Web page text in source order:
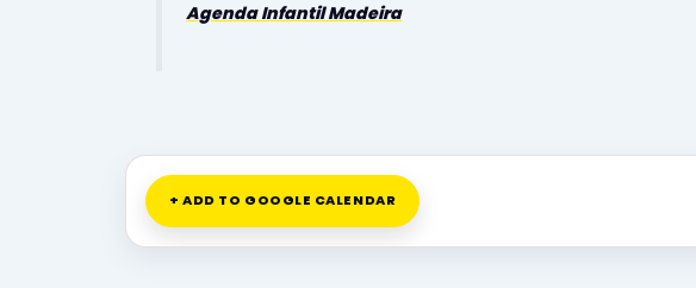
Agenda Infantil Madeira
+ ADD TO GOOGLE CALENDAR